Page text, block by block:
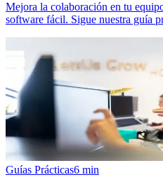
Mejora la colaboración en tu
software fácil. Sigue nuestra guía
Guías Prácticas6 min